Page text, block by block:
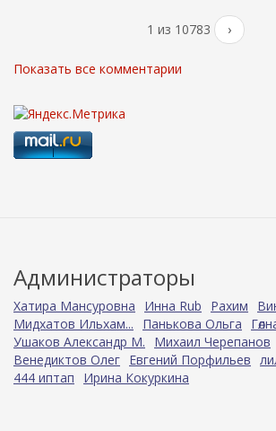
1 из 10783 ›
Показать все комментарии
Администраторы
Хатира Мансуровна Инна Rub Рахим
Мидхатов Ильхам...
Панькова Ольга
Ушаков Александр М.
Михаил Черепанов
Венедиктов Олег Евгений Порфильев
444 иптап
Ирина Кокуркина